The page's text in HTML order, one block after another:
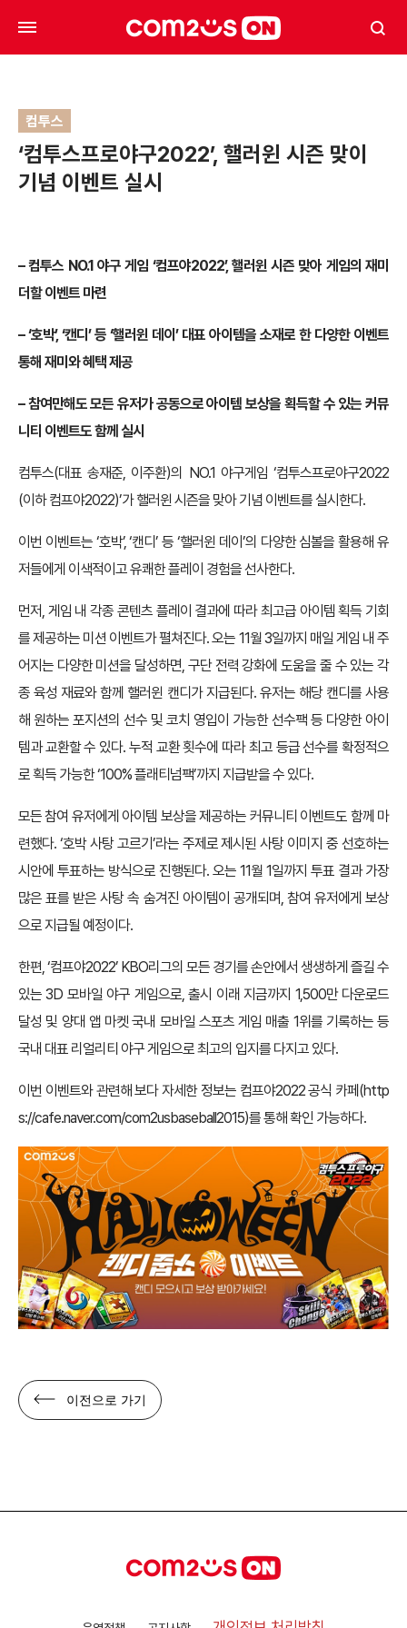
컴투스
‘컴투스프로야구2022’, 핼러윈 시즌 맞이
기념 이벤트 실시
– 컴투스 NO.1 야구 게임 ‘컴프야2022’, 핼러윈 시즌 맞아 게임의 재미
더할 이벤트 마련
– ‘호박’, ‘캔디’ 등 ‘핼러윈 데이’ 대표 아이템을 소재로 한 다양한 이벤트
통해 재미와 혜택 제공
– 참여만해도 모든 유저가 공동으로 아이템 보상을 획득할 수 있는 커뮤
니티 이벤트도 함께 실시
컴투스(대표 송재준, 이주환)의 NO.1 야구게임 ‘컴투스프로야구2022
(이하 컴프야2022)’가 핼러윈 시즌을 맞아 기념 이벤트를 실시한다.
이번 이벤트는 ‘호박’, ‘캔디’ 등 ‘핼러윈 데이’의 다양한 심볼을 활용해 유
저들에게 이색적이고 유쾌한 플레이 경험을 선사한다.
먼저, 게임 내 각종 콘텐츠 플레이 결과에 따라 최고급 아이템 획득 기회
를 제공하는 미션 이벤트가 펼쳐진다. 오는 11월 3일까지 매일 게임 내 주
어지는 다양한 미션을 달성하면, 구단 전력 강화에 도움을 줄 수 있는 각
종 육성 재료와 함께 핼러윈 캔디가 지급된다. 유저는 해당 캔디를 사용
해 원하는 포지션의 선수 및 코치 영입이 가능한 선수팩 등 다양한 아이
템과 교환할 수 있다. 누적 교환 횟수에 따라 최고 등급 선수를 확정적으
로 획득 가능한 ‘100% 플래티넘팩’까지 지급받을 수 있다.
모든 참여 유저에게 아이템 보상을 제공하는 커뮤니티 이벤트도 함께 마
련했다. ‘호박 사탕 고르기’라는 주제로 제시된 사탕 이미지 중 선호하는
시안에 투표하는 방식으로 진행된다. 오는 11월 1일까지 투표 결과 가장
많은 표를 받은 사탕 속 숨겨진 아이템이 공개되며, 참여 유저에게 보상
으로 지급될 예정이다.
한편, ‘컴프야2022’ KBO리그의 모든 경기를 손안에서 생생하게 즐길 수
있는 3D 모바일 야구 게임으로, 출시 이래 지금까지 1,500만 다운로드
달성 및 양대 앱 마켓 국내 모바일 스포츠 게임 매출 1위를 기록하는 등
국내 대표 리얼리티 야구 게임으로 최고의 입지를 다지고 있다.
이번 이벤트와 관련해 보다 자세한 정보는 컴프야2022 공식 카페(http
s://cafe.naver.com/com2usbaseball2015)를 통해 확인 가능하다.
이전으로 가기